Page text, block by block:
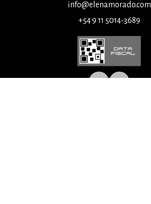
info@elenamorado.com
+54 9 11 5014-3689